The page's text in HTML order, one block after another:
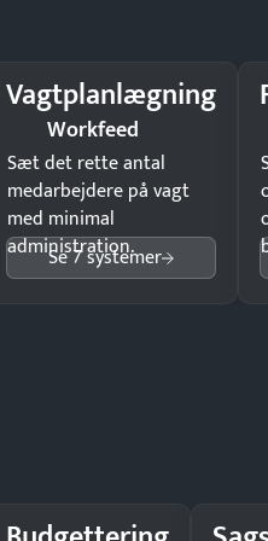
Vagtplanlægning
Workfeed
Sæt det rette antal
medarbejdere på vagt
med minimal
administration.
Se 7 systemer